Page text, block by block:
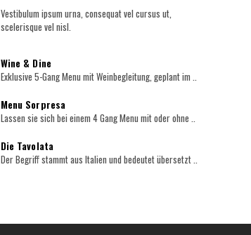
Vestibulum ipsum urna, consequat vel cursus ut,
scelerisque vel nisl.
Wine & Dine
Exklusive 5-Gang Menu mit Weinbegleitung, geplant im ..
Menu Sorpresa
Lassen sie sich bei einem 4 Gang Menu mit oder ohne ..
Die Tavolata
Der Begriff stammt aus Italien und bedeutet übersetzt ..